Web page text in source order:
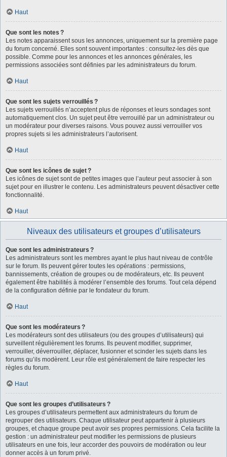
Haut
Que sont les notes ?
Les notes apparaissent sous les annonces, uniquement sur la première page
du forum concerné. Elles sont souvent importantes : consultez-les dès que
possible. Comme pour les annonces et les annonces générales, les
permissions associées sont définies par les administrateurs du forum.
Haut
Que sont les sujets verrouillés ?
Les sujets verrouillés n’acceptent plus de réponses et leurs sondages sont
automatiquement clos. Un sujet peut être verrouillé par un administrateur ou
un modérateur pour diverses raisons. Vous pouvez aussi verrouiller vos
propres sujets si les administrateurs l’autorisent.
Haut
Que sont les icônes de sujet ?
Les icônes de sujet sont de petites images que l’auteur peut associer à son
sujet pour en illustrer le contenu. Les administrateurs peuvent désactiver cette
fonctionnalité.
Haut
Niveaux des utilisateurs et groupes d’utilisateurs
Que sont les administrateurs ?
Les administrateurs sont les membres ayant le plus haut niveau de contrôle
sur le forum. Ils peuvent gérer toutes les opérations : permissions,
bannissements, création de groupes ou de modérateurs, etc. Ils peuvent
également être habilités à modérer l’ensemble des forums. Tout cela dépend
de la configuration définie par le fondateur du forum.
Haut
Que sont les modérateurs ?
Les modérateurs sont des utilisateurs (ou des groupes d’utilisateurs) qui
surveillent régulièrement les forums. Ils peuvent modifier, supprimer,
verrouiller, déverrouiller, déplacer, fusionner et scinder les sujets dans les
forums qu’ils modèrent. Leur rôle est généralement de faire respecter les
règles du forum.
Haut
Que sont les groupes d’utilisateurs ?
Les groupes d’utilisateurs permettent aux administrateurs du forum de
regrouper des utilisateurs. Chaque utilisateur peut appartenir à plusieurs
groupes, et chaque groupe peut avoir ses propres permissions. Cela facilite la
gestion : un administrateur peut modifier les permissions de plusieurs
utilisateurs en une fois, leur accorder des pouvoirs de modération ou leur
donner accès à un forum privé.